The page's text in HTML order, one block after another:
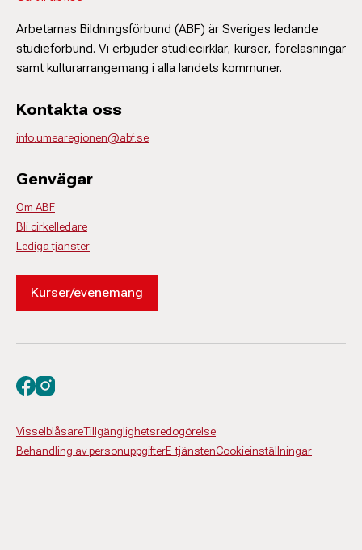
Arbetarnas Bildningsförbund (ABF) är Sveriges ledande
studieförbund. Vi erbjuder studiecirklar, kurser, föreläsningar
samt kulturarrangemang i alla landets kommuner.
Kontakta oss
info.umearegionen@abf.se
Genvägar
Om ABF
Bli cirkelledare
Lediga tjänster
Kurser/evenemang
VisselblåsareTillgänglighetsredogörelse
Behandling av personuppgifterE-tjänstenCookieinställningar
Besök oss på facebook
Besök oss på instagram